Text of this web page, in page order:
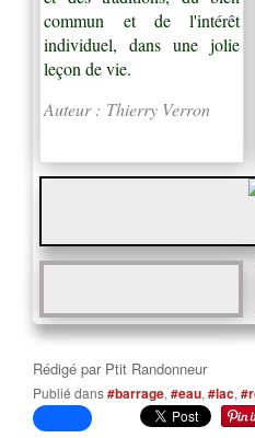
commun et de l'intérêt
individuel, dans une jolie
leçon de vie.
Auteur : Thierry Verron
Rédigé par Ptit Randonneur
Publié dans#barrage, #eau, #lac,